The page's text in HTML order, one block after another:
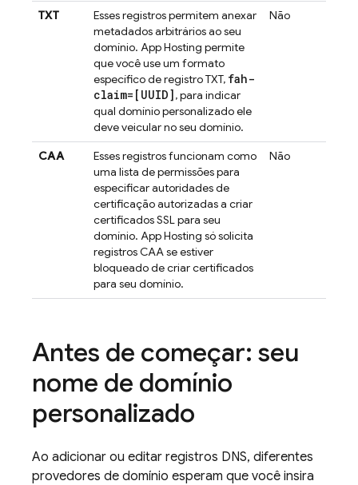
TXT
Esses registros permitem anexar
metadados arbitrários ao seu
domínio. App Hosting permite
que você use um formato
específico de registro TXT, fah-
claim=[UUID], para indicar
qual domínio personalizado ele
deve veicular no seu domínio.
Não
CAA
Esses registros funcionam como
uma lista de permissões para
especificar autoridades de
certificação autorizadas a criar
certificados SSL para seu
domínio. App Hosting só solicita
registros CAA se estiver
bloqueado de criar certificados
para seu domínio.
Não
Antes de começar: seu
nome de domínio
personalizado
Ao adicionar ou editar registros DNS, diferentes
provedores de domínio esperam que você insira